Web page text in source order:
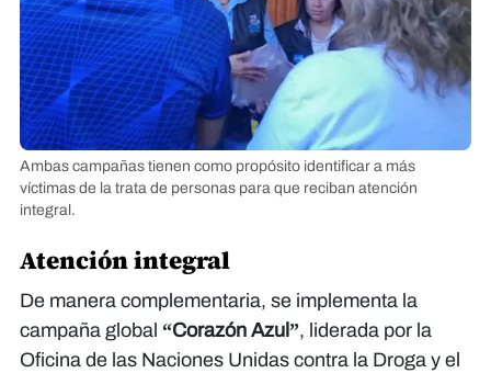
Ambas campañas tienen como propósito identificar a más
víctimas de la trata de personas para que reciban atención
integral.
Atención integral
De manera complementaria, se implementa la
campaña global “Corazón Azul”, liderada por la
Oficina de las Naciones Unidas contra la Droga y el